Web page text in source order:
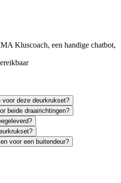
Kluscoach, een handige chatbot,
deze deurkrukset?
beide draairichtingen?
voor een buitendeur?